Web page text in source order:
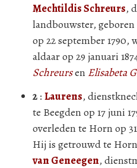
Mechtildis Schreurs,
landbouwster,
op 22 september 1790,
aldaar op 29 januari
Schreursen Elisabeta
2 : Laurens,
te Beegden op 17 juni
overleden te Horn op
Hij is getrouwd te
van Geneegen,